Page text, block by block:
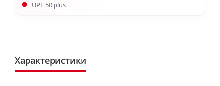
UPF 50 plus
Характеристики